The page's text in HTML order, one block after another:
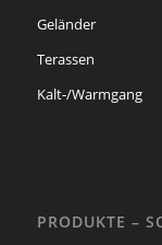
Geländer
Terassen
Kalt-/Warmgang
PRODUKTE –